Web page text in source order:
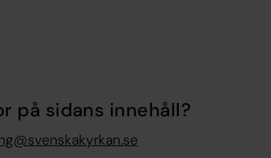
på sidans innehåll?